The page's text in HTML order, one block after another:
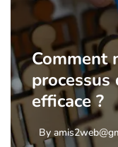
Comment
processus
efficace ?
By